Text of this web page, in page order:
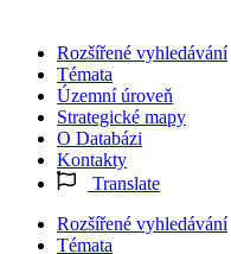
Rozšířené vyhledávání
Témata
Územní úroveň
Strategické mapy
O Databázi
Kontakty
Translate
Rozšířené vyhledávání
Témata